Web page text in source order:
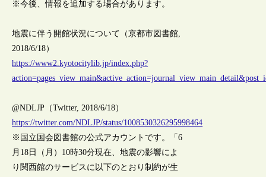
※今後、情報を追加する場合があります。
地震に伴う開館状況について（京都市図書館,
2018/6/18）
https://www2.kyotocitylib.jp/index.php?
@NDLJP（Twitter, 2018/6/18）
https://twitter.com/NDLJP/status/1008530326295998464
※国立国会図書館の公式アカウントです。「6
月18日（月）10時30分現在、地震の影響によ
り関西館のサービスに以下のとおり制約が生